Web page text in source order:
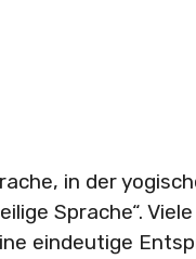
in der
Sprache“.
eindeutige